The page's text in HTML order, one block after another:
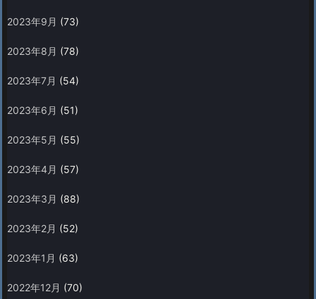
2023年9月 (73)
2023年8月 (78)
2023年7月 (54)
2023年6月 (51)
2023年5月 (55)
2023年4月 (57)
2023年3月 (88)
2023年2月 (52)
2023年1月 (63)
2022年12月 (70)